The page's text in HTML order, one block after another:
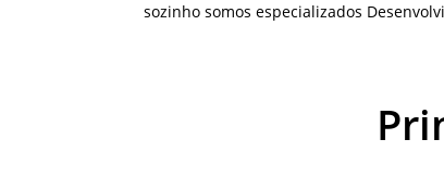
sozinho somos especializados